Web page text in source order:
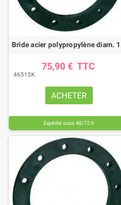
75,90 € TTC
46515K
ACHETER
Expédié sous 48/72 h